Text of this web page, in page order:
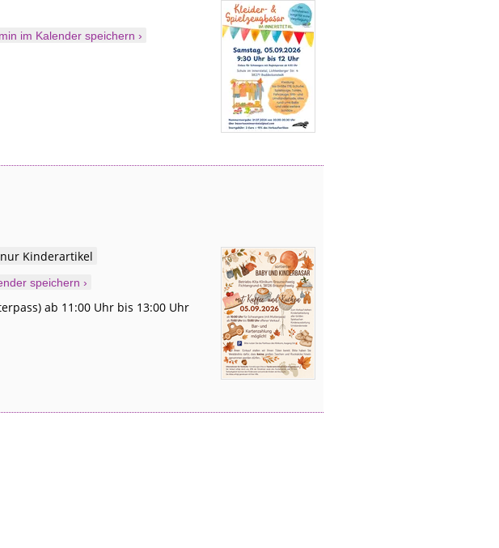
im Kalender speichern ›
Kinderartikel
speichern ›
ab 11:00 Uhr bis 13:00 Uhr